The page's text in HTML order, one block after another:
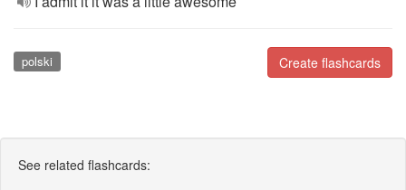
Create flashcards
polski
See related flashcards: